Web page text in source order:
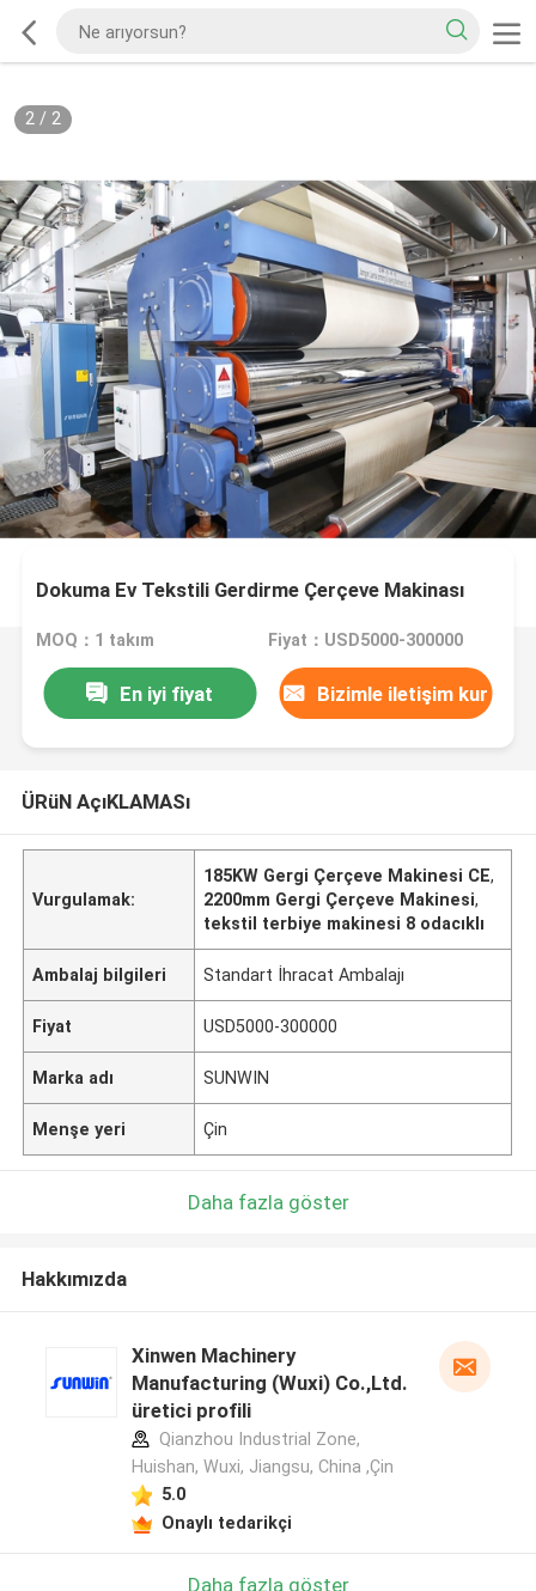
2/ 2
Dokuma Ev Tekstili Gerdirme Çerçeve Makinası
MOQ：1 takım Fiyat：USD5000-300000
En iyi fiyat Bizimle iletişim kur
ÜRüN AçıKLAMASı
Vurgulamak:
185KW Gergi Çerçeve Makinesi CE,
2200mm Gergi Çerçeve Makinesi,
tekstil terbiye makinesi 8 odacıklı
Ambalaj bilgileri Standart İhracat Ambalajı
Fiyat USD5000-300000
Marka adı SUNWIN
Menşe yeri Çin
Daha fazla göster
Hakkımızda
Xinwen Machinery
Manufacturing (Wuxi) Co.,Ltd.
üretici profili
Qianzhou Industrial Zone,
Huishan, Wuxi, Jiangsu, China ,Çin
5.0
Onaylı tedarikçi
Daha fazla göster